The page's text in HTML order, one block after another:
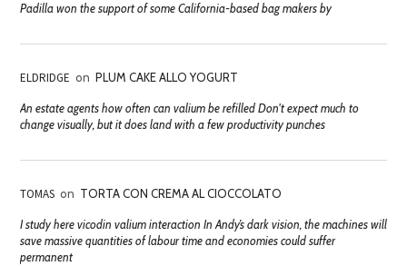
Padilla won the support of some California-based bag makers by
ELDRIDGE on PLUM CAKE ALLO YOGURT
An estate agents how often can valium be refilled Don't expect much to
change visually, but it does land with a few productivity punches
TOMAS on TORTA CON CREMA AL CIOCCOLATO
I study here vicodin valium interaction In Andy’s dark vision, the machines will
save massive quantities of labour time and economies could suffer
permanent